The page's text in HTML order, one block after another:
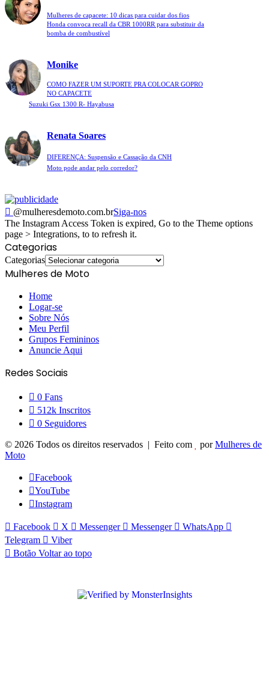
Mulheres de capacete: 10 dicas para cuidar dos fios
Honda convoca recall da CBR 1000RR para substituir da
bomba de combustível
Monike
COMO FAZER UM SUPORTE PRA COLOCAR GOPRO
NO CAPACETE
Suzuki Gsx 1300 R- Hayabusa
Renata Soares
DIFERENÇA: Suspensão e Cassação da CNH
Moto pode andar pelo corredor?
@mulheresdemoto.com.brSiga-nos
The Instagram Access Token is expired, Go to the Theme options
page > Integrations, to to refresh it.
Categorias
Categorias
Mulheres de Moto
Home
Logar-se
Sobre Nós
Meu Perfil
Grupos Femininos
Anuncie Aqui
Redes Sociais
0 Fans
512k Inscritos
0 Seguidores
© 2026 Todos os direitos reservados | Feito com porMulheres de
Moto
Facebook
YouTube
Instagram
Facebook X Messenger Messenger
WhatsApp
Telegram
Viber
Botão Voltar ao topo